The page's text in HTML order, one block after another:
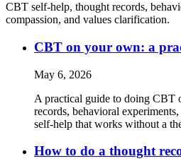
CBT self-help, thought records,
compassion, and values clarification.
CBT on your own: a
May 6, 2026
A practical guide to doing CBT
records, behavioral
self-help that works without a
How to do a thought